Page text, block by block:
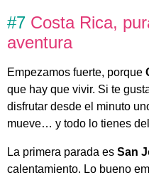
#7 Costa Rica,
aventura
Empezamos fuerte, porque
que hay que vivir. Si te
disfrutar desde el minuto
mueve… y todo lo tienes
La primera parada es San
calentamiento. Lo bueno